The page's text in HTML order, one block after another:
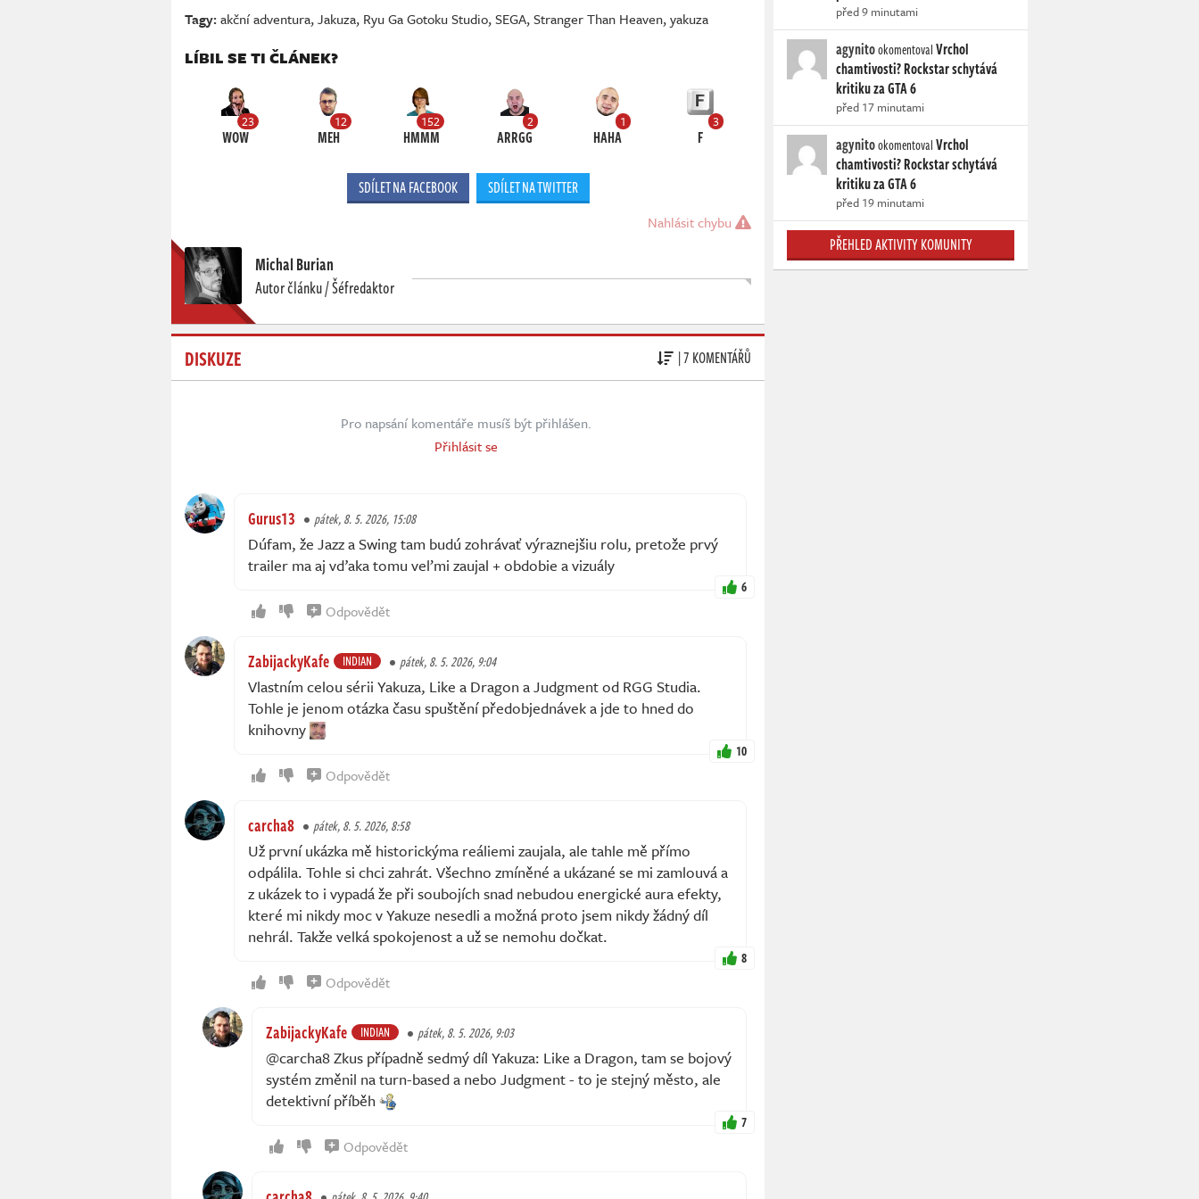
Tagy:akční adventura,Jakuza, Ryu Ga Gotoku Studio,SEGA,Stranger Than Heaven,yakuza
LÍBIL SE TI ČLÁNEK?
23
WOW
12
MEH
152
HMMM
2
ARRGG
1
HAHA
3
F
SDÍLET NA FACEBOOK SDÍLET NA TWITTER
Nahlásit chybu
Michal Burian
Autor článku / Šéfredaktor
DISKUZE | 7 KOMENTÁŘŮ
Pro napsání komentáře musíš být přihlášen.
Přihlásit se
Gurus13 pátek, 8. 5. 2026, 15:08
Dúfam, že Jazz a Swing tam budú zohrávať výraznejšiu rolu, pretože prvý
trailer ma aj vďaka tomu veľmi zaujal + obdobie a vizuály
6
Odpovědět
ZabijackyKafe INDIAN pátek, 8. 5. 2026, 9:04
Vlastním celou sérii Yakuza, Like a Dragon a Judgment od RGG Studia.
Tohle je jenom otázka času spuštění předobjednávek a jde to hned do
knihovny
10
Odpovědět
carcha8 pátek, 8. 5. 2026, 8:58
Už první ukázka mě historickýma reáliemi zaujala, ale tahle mě přímo
odpálila. Tohle si chci zahrát. Všechno zmíněné a ukázané se mi zamlouvá a
z ukázek to i vypadá že při soubojích snad nebudou energické aura efekty,
které mi nikdy moc v Yakuze nesedli a možná proto jsem nikdy žádný díl
nehrál. Takže velká spokojenost a už se nemohu dočkat.
8
Odpovědět
ZabijackyKafe INDIAN pátek, 8. 5. 2026, 9:03
@carcha8 Zkus případně sedmý díl Yakuza: Like a Dragon, tam se bojový
systém změnil na turn-based a nebo Judgment - to je stejný město, ale
detektivní příběh
7
Odpovědět
před 9 minutami
agynitookomentovalVrchol
chamtivosti? Rockstar schytává
kritiku za GTA 6
před 17 minutami
agynitookomentovalVrchol
chamtivosti? Rockstar schytává
kritiku za GTA 6
před 19 minutami
PŘEHLED AKTIVITY KOMUNITY